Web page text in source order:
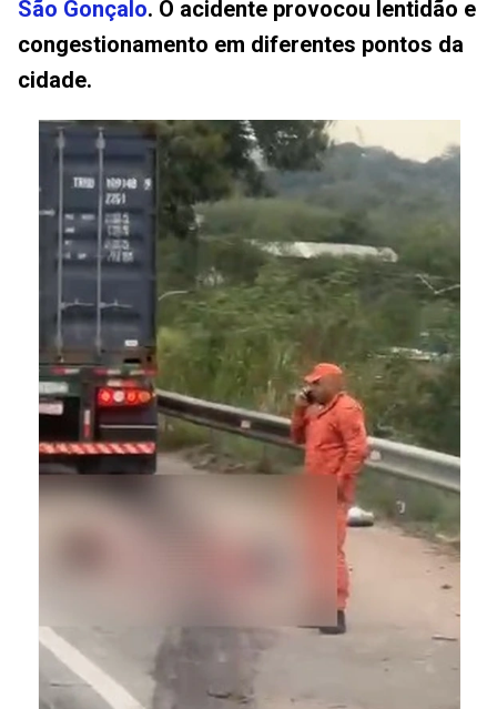
São Gonçalo. O acidente provocou lentidão e
congestionamento em diferentes pontos da
cidade.